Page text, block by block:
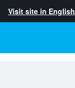
Visit site in English